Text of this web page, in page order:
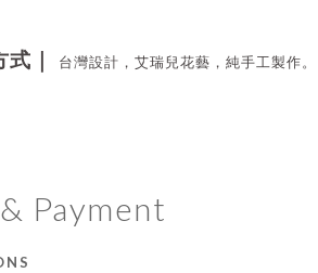
｜ 台灣設計，艾瑞兒花藝，純手工製作。
Payment